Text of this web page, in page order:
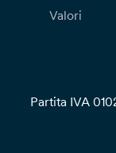
Valori
Partita IVA